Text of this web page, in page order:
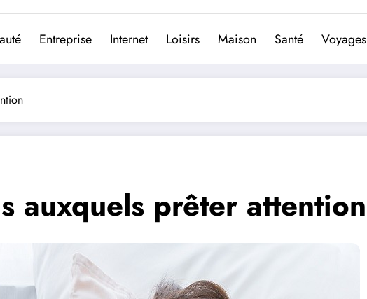
Entreprise Internet Loisirs Maison Santé Voyages
auxquels prêter attention